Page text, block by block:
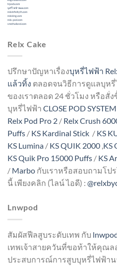
trpods.com
บุหรี่ไฟฟ้าพอด.com
relxinfinityth.com
relxking.com
relx-pod.com
vmcthailand.com
Relx Cake
ปรึกษาปัญหาเรื่องบุหรี่ไฟฟ้า
แล้วทิ้ง ตลอดจนวิธีการดูแลบุห
ของเราตลอด 24 ชั่วโมง หรือสั่
บุหรี่ไฟฟ้า CLOSE POD SYSTEM
Relx Pod Pro 2 / Relx Crush
Puffs / KS Kardinal Stick / KS
KS Lumina / KS QUIK 2000 ,KS
KS Quik Pro 15000 Puffs / KS
/ Marbo กับเราหรือสอบถามโป
นี้ เพียงคลิก (ไลน์ ไอดี) :
Lnwpod
สัมผัสฟีลสูบระดับเทพ กับ
เทพเจ้าสายควันที่ขอท้าให้คุณล
ประสบการณ์การสูบบุหรี่ไฟฟ้า